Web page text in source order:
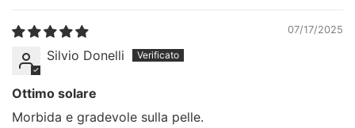
07/17/2025
Silvio Donelli
Ottimo solare
Morbida e gradevole sulla pelle.